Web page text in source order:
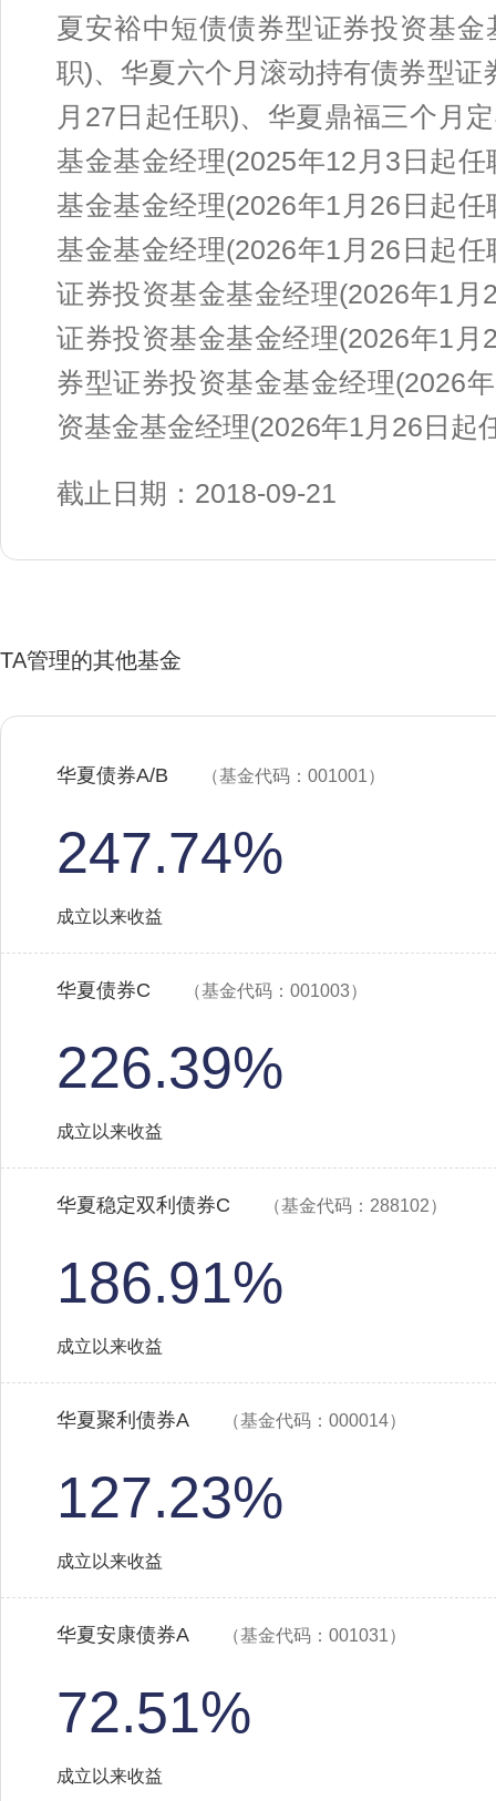
夏安裕中短债债券型证券投资基
职)、华夏六个月滚动持有债券型
月27日起任职)、华夏鼎福三个月
基金基金经理(2025年12月3日起
基金基金经理(2026年1月26日起
基金基金经理(2026年1月26日起
证券投资基金基金经理(2026年1
证券投资基金基金经理(2026年1
券型证券投资基金基金经理(2026
资基金基金经理(2026年1月26日起
截止日期：2018-09-21
TA管理的其他基金
华夏债券A/B （基金代码：001001）
247.74%
成立以来收益
华夏债券C （基金代码：001003）
226.39%
成立以来收益
华夏稳定双利债券C （基金代码：288102）
186.91%
成立以来收益
华夏聚利债券A （基金代码：000014）
127.23%
成立以来收益
华夏安康债券A （基金代码：001031）
72.51%
成立以来收益